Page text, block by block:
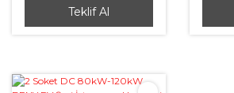
Teklif Al